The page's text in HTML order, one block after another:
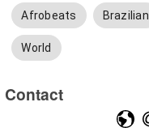
Afrobeats Brazilian
World
Contact